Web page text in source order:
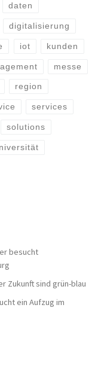
daten
digitalisierung
iot kunden
messe
region
services
solutions
besucht
Zukunft sind grün-blau
ein Aufzug im